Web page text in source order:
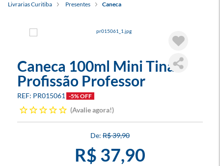
Livrarias Curitiba Presentes Caneca
Caneca 100ml Mini Tina
Profissão Professor
PR015061 -5% OFF
Avalie agora!
R$ 39,90
R$ 37,90